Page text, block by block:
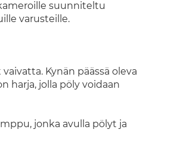
suunniteltu
varusteille.
Kynän päässä oleva
harja, jolla pöly voidaan
jonka avulla pölyt ja